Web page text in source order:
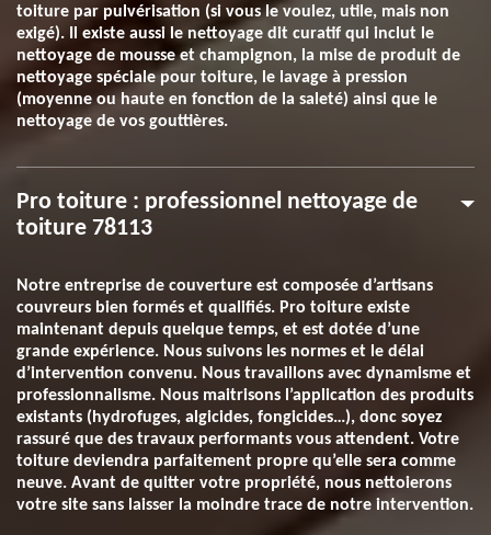
toiture par pulvérisation (si vous le voulez, utile, mais non
exigé). Il existe aussi le nettoyage dit curatif qui inclut le
nettoyage de mousse et champignon, la mise de produit de
nettoyage spéciale pour toiture, le lavage à pression
(moyenne ou haute en fonction de la saleté) ainsi que le
nettoyage de vos gouttières.
Pro toiture : professionnel nettoyage de
toiture 78113
Notre entreprise de couverture est composée d’artisans
couvreurs bien formés et qualifiés. Pro toiture existe
maintenant depuis quelque temps, et est dotée d’une
grande expérience. Nous suivons les normes et le délai
d’intervention convenu. Nous travaillons avec dynamisme et
professionnalisme. Nous maitrisons l’application des produits
existants (hydrofuges, algicides, fongicides…), donc soyez
rassuré que des travaux performants vous attendent. Votre
toiture deviendra parfaitement propre qu’elle sera comme
neuve. Avant de quitter votre propriété, nous nettoierons
votre site sans laisser la moindre trace de notre intervention.